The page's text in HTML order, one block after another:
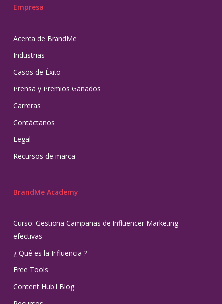
Empresa
Acerca de BrandMe
Industrias
Casos de Éxito
Prensa y Premios Ganados
Carreras
Contáctanos
Legal
Recursos de marca
BrandMe Academy
Curso: Gestiona Campañas de Influencer Marketing
efectivas
¿ Qué es la Influencia ?
Free Tools
Content Hub l Blog